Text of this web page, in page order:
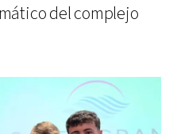
del complejo